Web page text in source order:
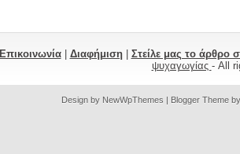
Επικοινωνία| Διαφήμιση| Στείλε μας το άρθρο
ψυχαγωγίας - All
Design by NewWpThemes | Blogger Theme